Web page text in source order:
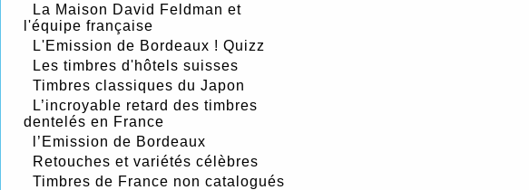
La Maison David Feldman et
l'équipe française
L'Emission de Bordeaux ! Quizz
Les timbres d'hôtels suisses
Timbres classiques du Japon
L’incroyable retard des timbres
dentelés en France
l’Emission de Bordeaux
Retouches et variétés célèbres
Timbres de France non catalogués